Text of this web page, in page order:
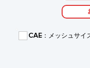
データ形式に合わせて
【特長】
CAE：メッシュサイ